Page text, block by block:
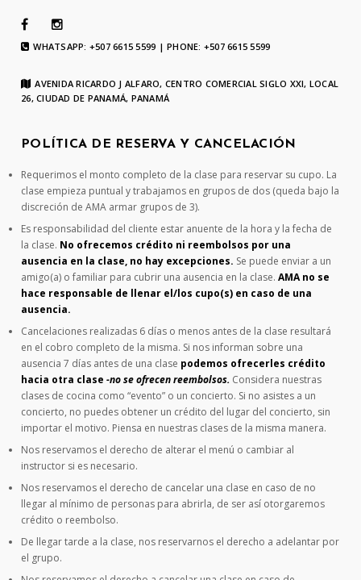
WHATSAPP: +507 6615 5599 | PHONE: +507 6615 5599
AVENIDA RICARDO J ALFARO, CENTRO COMERCIAL SIGLO XXI, LOCAL
26, CIUDAD DE PANAMÁ, PANAMÁ
POLÍTICA DE RESERVA Y CANCELACIÓN
Requerimos el monto completo de la clase para reservar su cupo. La
clase empieza puntual y trabajamos en grupos de dos (queda bajo la
discreción de AMA armar grupos de 3).
Es responsabilidad del cliente estar anuente de la hora y la fecha de
la clase. No ofrecemos crédito ni reembolsos por una
ausencia en la clase, no hay excepciones. Se puede enviar a un
amigo(a) o familiar para cubrir una ausencia en la clase.AMA no se
hace responsable de llenar el/los cupo(s) en caso de una
ausencia.
Cancelaciones realizadas 6 días o menos antes de la clase resultará
en el cobro completo de la misma. Si nos informan sobre una
ausencia 7 días antes de una clase podemos ofrecerles crédito
hacia otra clase-no se ofrecen reembolsos. Considera nuestras
clases de cocina como “evento” o un concierto. Si no asistes a un
concierto, no puedes obtener un crédito del lugar del concierto, sin
importar el motivo. Piensa en nuestras clases de la misma manera.
Nos reservamos el derecho de alterar el menú o cambiar al
instructor si es necesario.
Nos reservamos el derecho de cancelar una clase en caso de no
llegar al mínimo de personas para abrirla, de ser así otorgaremos
crédito o reembolso.
De llegar tarde a la clase, nos reservarnos el derecho a adelantar por
el grupo.